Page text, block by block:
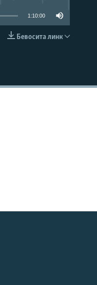
1:10:00
Бевосита линк